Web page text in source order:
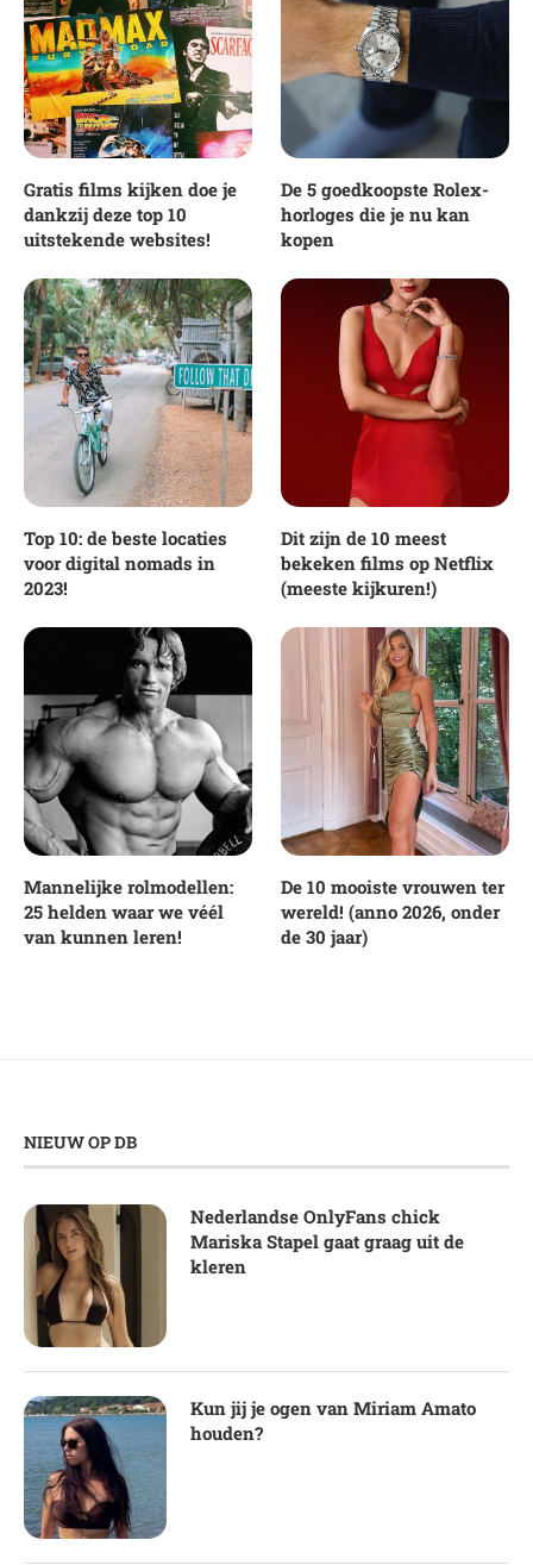
Gratis films kijken doe je
dankzij deze top 10
uitstekende websites!
De 5 goedkoopste Rolex-
horloges die je nu kan
kopen
Top 10: de beste locaties
voor digital nomads in
2023!
Dit zijn de 10 meest
bekeken films op Netflix
(meeste kijkuren!)
Mannelijke rolmodellen:
25 helden waar we véél
van kunnen leren!
De 10 mooiste vrouwen ter
wereld! (anno 2026, onder
de 30 jaar)
NIEUW OP DB
Nederlandse OnlyFans chick
Mariska Stapel gaat graag uit de
kleren
Kun jij je ogen van Miriam Amato
houden?